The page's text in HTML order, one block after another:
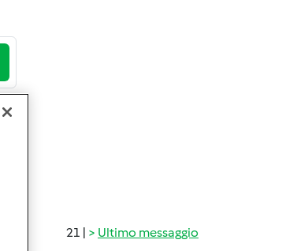
21 | Ultimo messaggio